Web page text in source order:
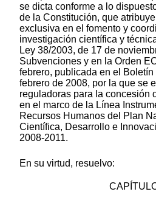
se dicta conforme a lo
de la Constitución, que
exclusiva en el fomento y
investigación científica y
Ley 38/2003, de 17 de
Subvenciones y en la Orden
febrero, publicada en el
febrero de 2008, por la que se
reguladoras para la concesión
en el marco de la Línea
Recursos Humanos del Plan
Científica, Desarrollo e
2008-2011.
En su virtud, resuelvo:
CAPÍTULO